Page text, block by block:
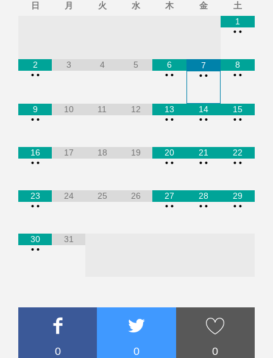
日 月 火 水 木 金
土
1
• •
2
• •
3 4 5
6
• •
7
• •
8
• •
9
• •
10 11 12
13
• •
14
• •
15
• •
16
• •
17 18 19
20
• •
21
• •
22
• •
23
• •
24 25 26
27
• •
28
• •
29
• •
30
• •
31
0 0 0